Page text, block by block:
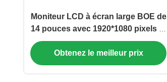
Moniteur LCD à écran large BOE de
14 pouces avec 1920*1080 pixels et
220CD/M2 de luminosité pour un
écran haute résolution
Obtenez le meilleur prix